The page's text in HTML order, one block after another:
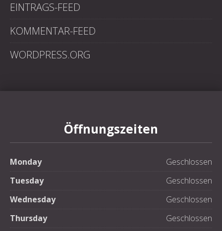
EINTRAGS-FEED
KOMMENTAR-FEED
WORDPRESS.ORG
Öffnungszeiten
Monday
Geschlossen
Tuesday
Geschlossen
Wednesday
Geschlossen
Thursday
Geschlossen